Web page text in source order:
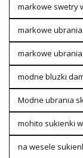
markowe swetry
markowe
markowe
modne bluzki
Modne ubrania
mohito sukienki
na wesele